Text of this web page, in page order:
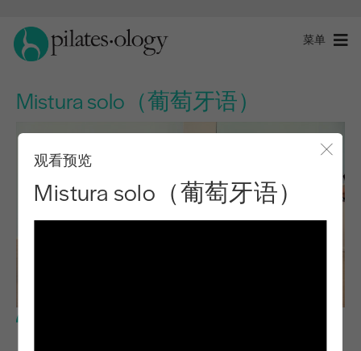
菜单
Mistura solo（葡萄牙语）
观看预览
Mistura solo（葡萄牙语）